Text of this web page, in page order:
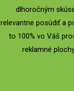
dlhoročným
relevantne posúdiť a
to 100% vo Váš
reklamné